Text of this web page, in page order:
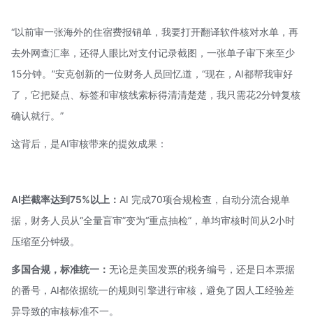
“以前审一张海外的住宿费报销单，我要打开翻译软件核对水单，再
去外网查汇率，还得人眼比对支付记录截图，一张单子审下来至少
15分钟。”安克创新的一位财务人员回忆道，“现在，AI都帮我审好
了，它把疑点、标签和审核线索标得清清楚楚，我只需花2分钟复核
确认就行。”
这背后，是AI审核带来的提效成果：
AI拦截率达到75%以上： AI 完成70项合规检查，自动分流合规单
据，财务人员从“全量盲审”变为“重点抽检”，单均审核时间从2小时
压缩至分钟级。
多国合规，标准统一： 无论是美国发票的税务编号，还是日本票据
的番号，AI都依据统一的规则引擎进行审核，避免了因人工经验差
异导致的审核标准不一。